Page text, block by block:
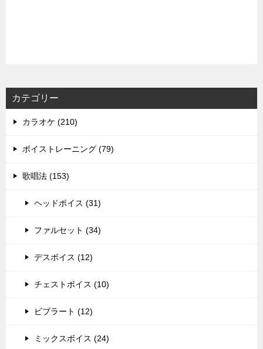
カテゴリー
カラオケ (210)
ボイストレーニング (79)
歌唱法 (153)
ヘッドボイス (31)
ファルセット (34)
デスボイス (12)
チェストボイス (10)
ビブラート (12)
ミックスボイス (24)